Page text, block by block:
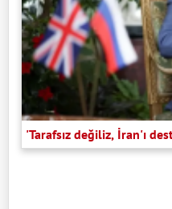
'Tarafsız değiliz, İran'ı